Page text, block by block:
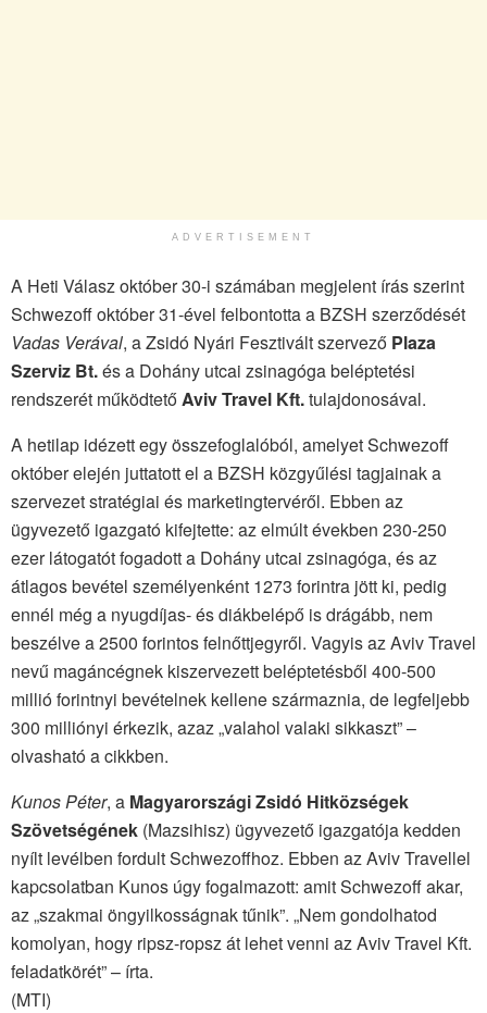
ADVERTISEMENT
A Heti Válasz október 30-i számában megjelent írás szerint
Schwezoff október 31-ével felbontotta a BZSH szerződését
Vadas Verával, a Zsidó Nyári Fesztivált szervező Plaza
Szerviz Bt.és a Dohány utcai zsinagóga beléptetési
rendszerét működtetőAviv Travel Kft.tulajdonosával.
A hetilap idézett egy összefoglalóból, amelyet Schwezoff
október elején juttatott el a BZSH közgyűlési tagjainak a
szervezet stratégiai és marketingtervéről. Ebben az
ügyvezető igazgató kifejtette: az elmúlt években 230-250
ezer látogatót fogadott a Dohány utcai zsinagóga, és az
átlagos bevétel személyenként 1273 forintra jött ki, pedig
ennél még a nyugdíjas- és diákbelépő is drágább, nem
beszélve a 2500 forintos felnőttjegyről. Vagyis az Aviv Travel
nevű magáncégnek kiszervezett beléptetésből 400-500
millió forintnyi bevételnek kellene származnia, de legfeljebb
300 milliónyi érkezik, azaz „valahol valaki sikkaszt” –
olvasható a cikkben.
Kunos Péter, a Magyarországi Zsidó Hitközségek
Szövetségének (Mazsihisz) ügyvezető igazgatója kedden
nyílt levélben fordult Schwezoffhoz. Ebben az Aviv Travellel
kapcsolatban Kunos úgy fogalmazott: amit Schwezoff akar,
az „szakmai öngyilkosságnak tűnik”. „Nem gondolhatod
komolyan, hogy ripsz-ropsz át lehet venni az Aviv Travel Kft.
feladatkörét” – írta.
(MTI)